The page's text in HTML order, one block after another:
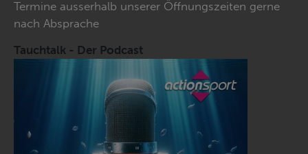
Termine ausserhalb unserer Öffnungszeiten gerne
nach Absprache
Tauchtalk - Der Podcast